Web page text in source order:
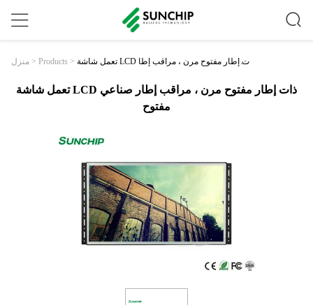
منزل > Products > تعمل شاشة LCD ذات إطار مفتوح مرن ، مراقب إطا
ر صناعي مفتوح
تعمل شاشة LCD ذات إطار مفتوح مرن ، مراقب إطار صناعي
مفتوح